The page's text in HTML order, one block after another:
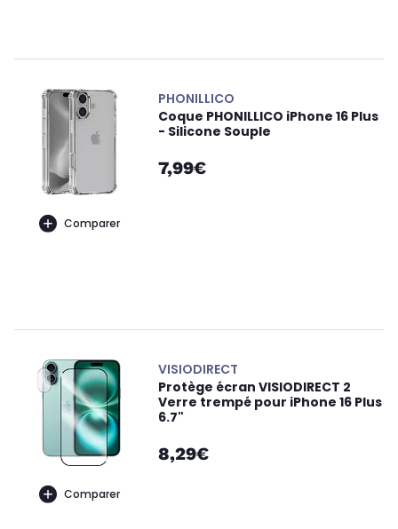
Comparer
PHONILLICO
Coque PHONILLICO iPhone 16 Plus
- Silicone Souple
7,99€
Comparer
VISIODIRECT
Protège écran VISIODIRECT 2
Verre trempé pour iPhone 16 Plus
6.7"
8,29€